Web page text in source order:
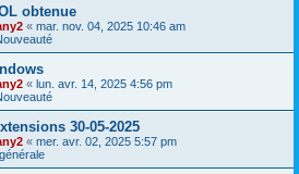
obtenue
« mar. nov. 04, 2025 10:46 am
« lun. avr. 14, 2025 4:56 pm
30-05-2025
« mer. avr. 02, 2025 5:57 pm